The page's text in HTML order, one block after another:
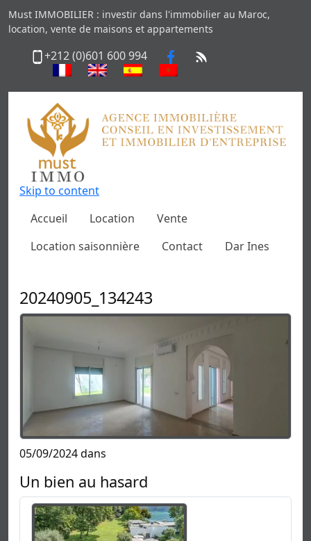
Must IMMOBILIER : investir dans l'immobilier au Maroc,
location, vente de maisons et appartements
+212 (0)601 600 994
Skip to content
Accueil
Location
Vente
Location saisonnière
Contact Dar Ines
20240905_134243
05/09/2024 dans
Un bien au hasard